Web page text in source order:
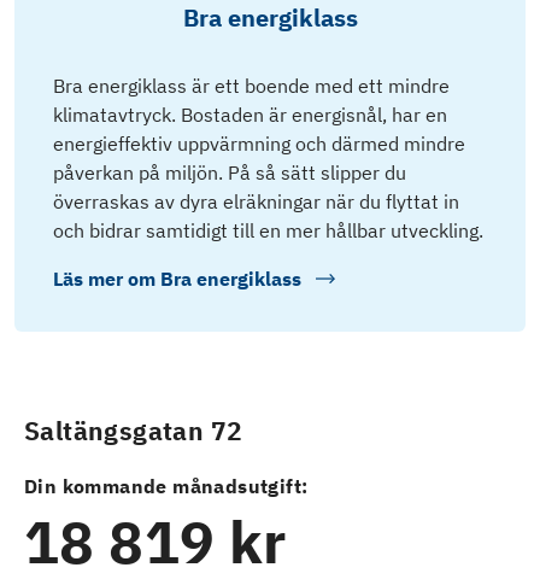
Bra energiklass
Bra energiklass är ett boende med ett mindre
klimatavtryck. Bostaden är energisnål, har en
energieffektiv uppvärmning och därmed mindre
påverkan på miljön. På så sätt slipper du
överraskas av dyra elräkningar när du flyttat in
och bidrar samtidigt till en mer hållbar utveckling.
Läs mer om Bra energiklass
Saltängsgatan 72
Din kommande månadsutgift:
18 819 kr